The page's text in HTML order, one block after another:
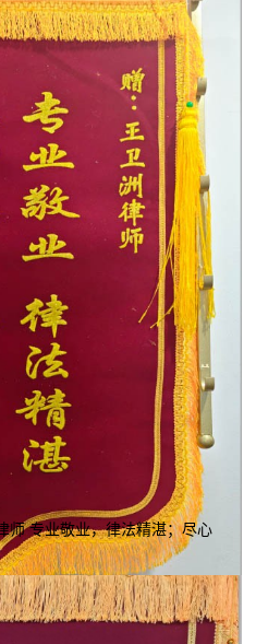
师 专业敬业，律法精湛；尽心